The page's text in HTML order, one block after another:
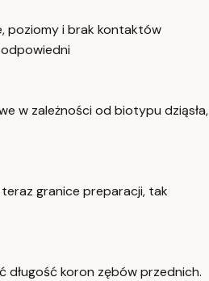
poziomy i brak kontaktów
w zależności od biotypu dziąsła,
granice preparacji, tak
długość koron zębów przednich.